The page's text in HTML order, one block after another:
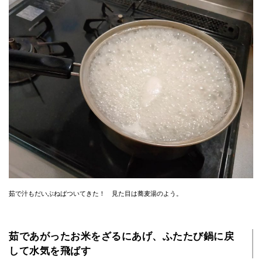
茹で汁もだいぶねばついてきた！ 見た目は蕎麦湯のよう。
茹であがったお米をざるにあげ、ふたたび鍋に戻
して水気を飛ばす